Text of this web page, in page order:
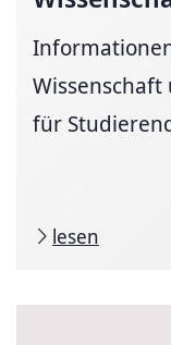
Wissenschaft
für
lesen